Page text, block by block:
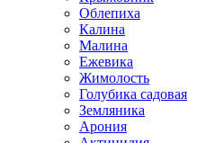
Облепиха
Калина
Малина
Ежевика
Жимолость
Голубика садовая
Земляника
Арония